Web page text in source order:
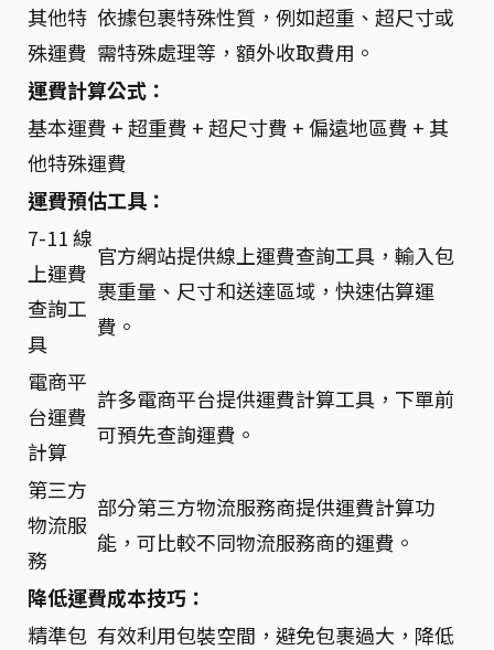
其他特
殊運費
依據包裹特殊性質，例如超重、超尺寸或
需特殊處理等，額外收取費用。
運費計算公式：
基本運費 + 超重費 + 超尺寸費 + 偏遠地區費 + 其
他特殊運費
運費預估工具：
7-11 線
上運費
查詢工
具
官方網站提供線上運費查詢工具，輸入包
裹重量、尺寸和送達區域，快速估算運
費。
電商平
台運費
計算
許多電商平台提供運費計算工具，下單前
可預先查詢運費。
第三方
物流服
務
部分第三方物流服務商提供運費計算功
能，可比較不同物流服務商的運費。
降低運費成本技巧：
精準包 有效利用包裝空間，避免包裹過大，降低